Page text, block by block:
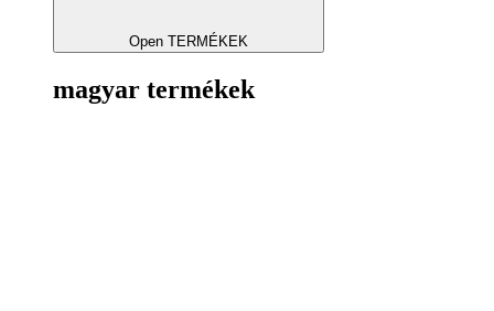
Open TERMÉKEK
magyar termékek